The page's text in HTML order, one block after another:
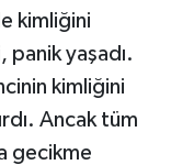
kimliğini
yaşadı.
kimliğini
Ancak tüm
gecikme